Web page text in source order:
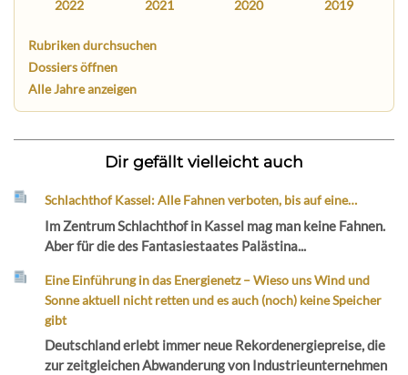
2022 2021 2020 2019
Rubriken durchsuchen
Dossiers öffnen
Alle Jahre anzeigen
Dir gefällt vielleicht auch
Schlachthof Kassel: Alle Fahnen verboten, bis auf eine…
Im Zentrum Schlachthof in Kassel mag man keine Fahnen.
Aber für die des Fantasiestaates Palästina...
Eine Einführung in das Energienetz – Wieso uns Wind und
Sonne aktuell nicht retten und es auch (noch) keine Speicher
gibt
Deutschland erlebt immer neue Rekordenergiepreise, die
zur zeitgleichen Abwanderung von Industrieunternehmen